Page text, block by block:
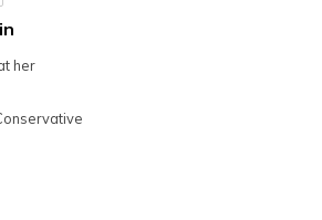
Feels true to size
her